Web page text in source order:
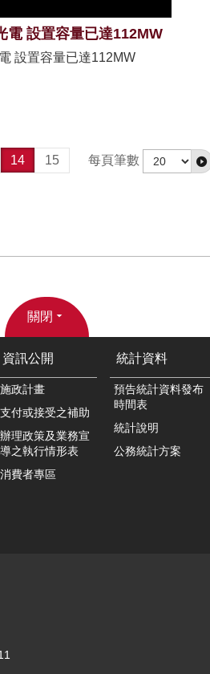
電 設置容量已達112MW
設置容量已達112MW
14 15 每頁筆數
關閉
資訊公開
施政計畫
支付或接受之補助
辦理政策及業務宣
導之執行情形表
消費者專區
統計資料
預告統計資料發布
時間表
統計說明
公務統計方案